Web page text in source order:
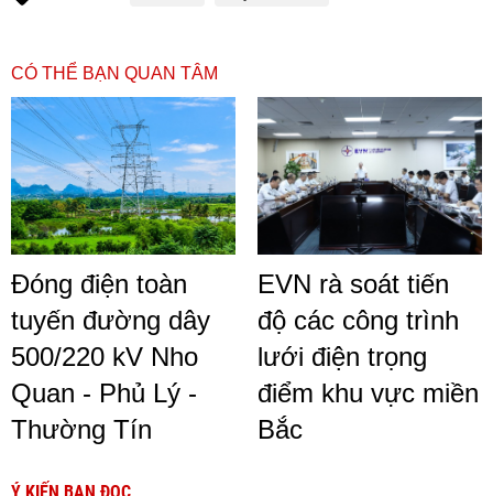
CÓ THỂ BẠN QUAN TÂM
Đóng điện toàn
tuyến đường dây
500/220 kV Nho
Quan - Phủ Lý -
Thường Tín
EVN rà soát tiến
độ các công trình
lưới điện trọng
điểm khu vực miền
Bắc